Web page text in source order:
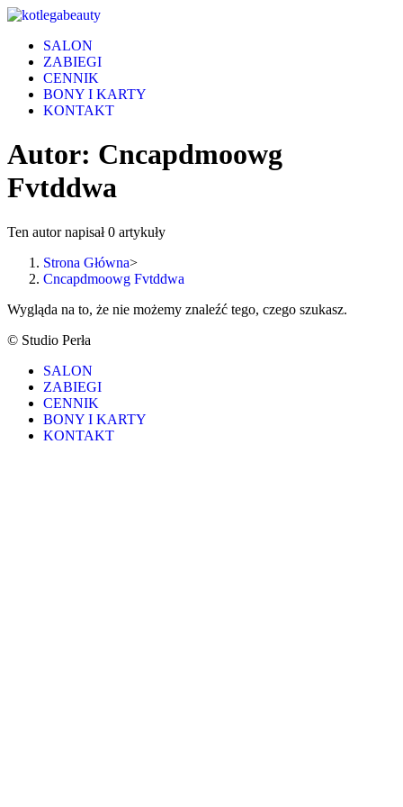
Skip
contentSALON
ZABIEGI
CENNIK
BONY I KARTY
KONTAKT
Autor: Cncapdmoowg
Fvtddwa
Ten autor napisał 0 artykuły
Strona Główna>
Cncapdmoowg Fvtddwa
Wygląda na to, że nie możemy znaleźć tego, czego szukasz.
© Studio Perła
SALON
ZABIEGI
CENNIK
BONY I KARTY
KONTAKT